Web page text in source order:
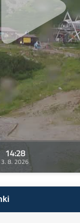
14:28
3. 8. 2026